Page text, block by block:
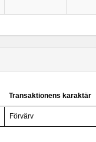
Transaktionens karaktär
Förvärv